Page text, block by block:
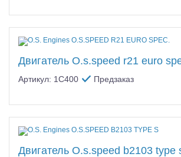
Двигатель O.s.speed r21 euro
Артикул: 1C400 Предзаказ
Двигатель O.s.speed b2103 type